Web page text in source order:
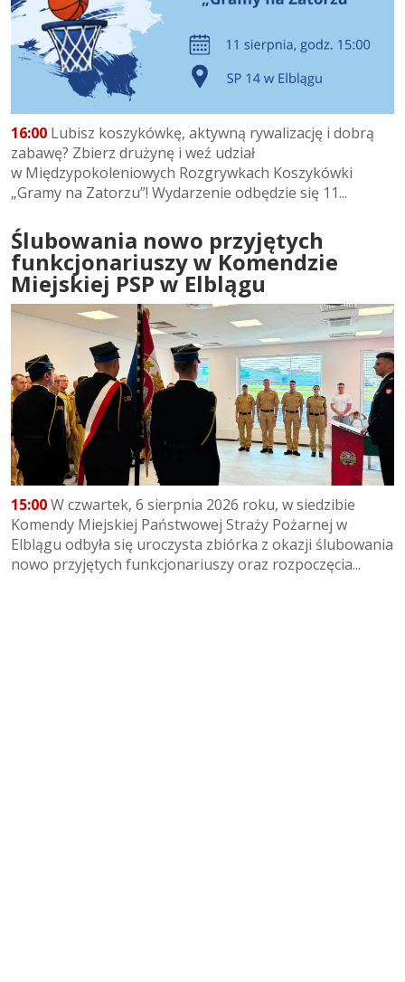
16:00 Lubisz koszykówkę, aktywną rywalizację i dobrą
zabawę? Zbierz drużynę i weź udział
w Międzypokoleniowych Rozgrywkach Koszykówki
„Gramy na Zatorzu”! Wydarzenie odbędzie się 11...
Ślubowania nowo przyjętych
funkcjonariuszy w Komendzie
Miejskiej PSP w Elblągu
15:00W czwartek, 6 sierpnia 2026 roku, w siedzibie
Komendy Miejskiej Państwowej Straży Pożarnej w
Elblągu odbyła się uroczysta zbiórka z okazji ślubowania
nowo przyjętych funkcjonariuszy oraz rozpoczęcia...